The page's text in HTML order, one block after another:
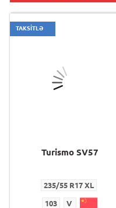
TAKSİTLƏ
Turismo SV57
235/55 R17 XL
103 V